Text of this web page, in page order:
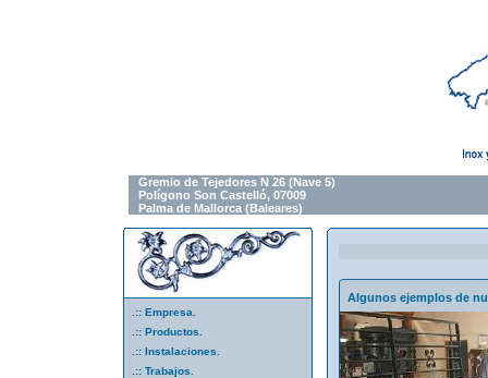
Gremio de Tejedores N 26 (Nave 5)
Polígono Son Castelló, 07009
Palma de Mallorca (Baleares)
.::Empresa.
.::Productos.
.::Instalaciones.
.::Trabajos.
Algunos ejemplos de